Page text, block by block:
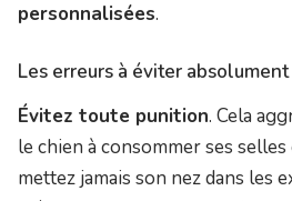
personnalisées.
Les erreurs à éviter absolument
Évitez toute punition. Cela
le chien à consommer ses selles
mettez jamais son nez dans les